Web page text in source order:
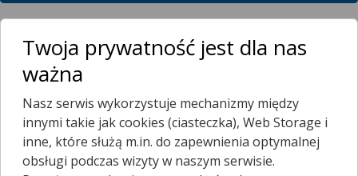
Placówki
Przychodnie w Chełmży
Wybierz dzielnicę
CHEŁMIŃSKIE
CHEŁMŻA
TRAKT
Więcej Miejscowości...
Twoja prywatność jest dla nas
ważna
Nasz serwis wykorzystuje mechanizmy między
innymi takie jak cookies (ciasteczka), Web Storage i
inne, które służą m.in. do zapewnienia optymalnej
obsługi podczas wizyty w naszym serwisie.